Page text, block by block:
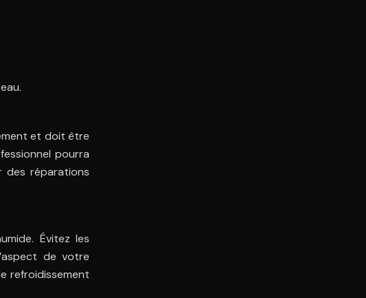
et doit être
pourra
des réparations
Évitez les
de votre
refroidissement